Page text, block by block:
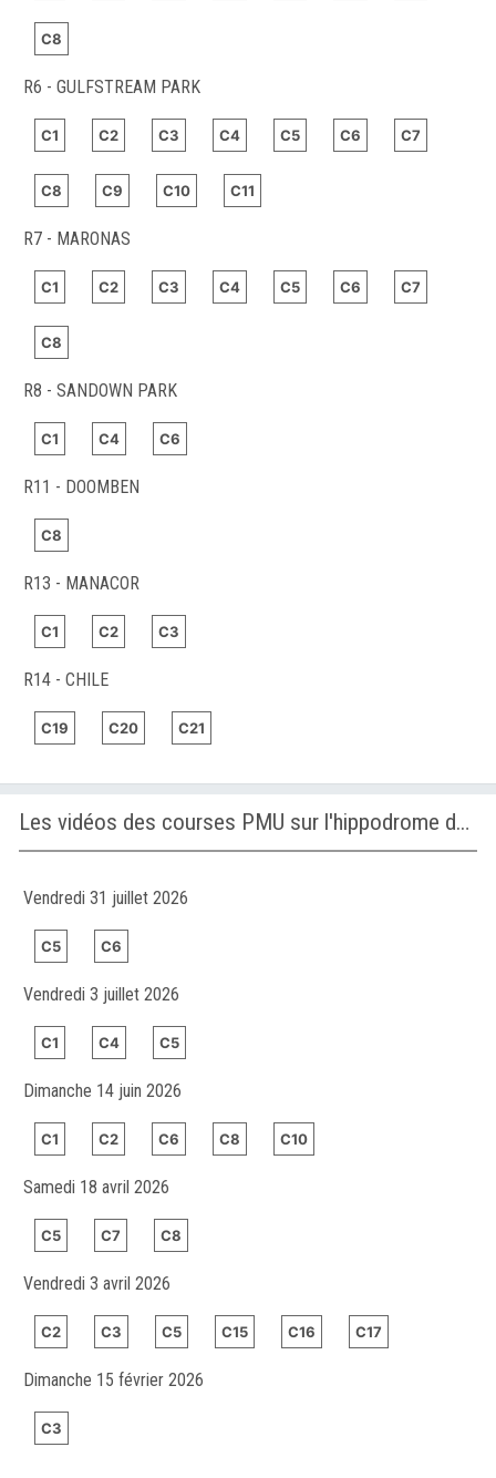
C8
R6 - GULFSTREAM PARK
C1 C2 C3 C4 C5 C6 C7
C8 C9 C10 C11
R7 - MARONAS
C1 C2 C3 C4 C5 C6 C7
C8
R8 - SANDOWN PARK
C1 C4 C6
R11 - DOOMBEN
C8
R13 - MANACOR
C1 C2 C3
R14 - CHILE
C19 C20 C21
Les vidéos des courses PMU sur l'hippodrome de MANACOR
Vendredi 31 juillet 2026
C5 C6
Vendredi 3 juillet 2026
C1 C4 C5
Dimanche 14 juin 2026
C1 C2 C6 C8 C10
Samedi 18 avril 2026
C5 C7 C8
Vendredi 3 avril 2026
C2 C3 C5 C15 C16 C17
Dimanche 15 février 2026
C3